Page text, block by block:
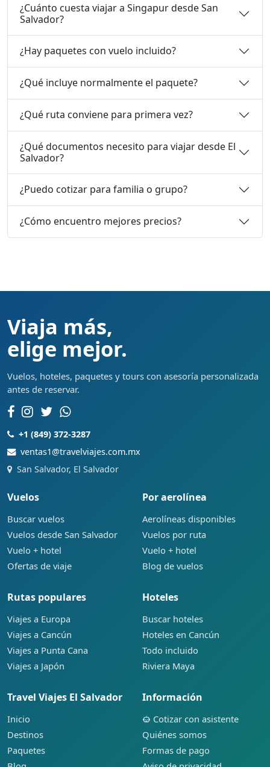
¿Cuánto cuesta viajar a Singapur desde San
Salvador?
¿Hay paquetes con vuelo incluido?
¿Qué incluye normalmente el paquete?
¿Qué ruta conviene para primera vez?
¿Qué documentos necesito para viajar desde El
Salvador?
¿Puedo cotizar para familia o grupo?
¿Cómo encuentro mejores precios?
Viaja más,
elige mejor.
Vuelos, hoteles, paquetes y tours con asesoría personalizada
antes de reservar.
+1 (849) 372-3287
ventas1@travelviajes.com.mx
San Salvador, El Salvador
Vuelos
Buscar vuelos
Vuelos desde San Salvador
Vuelo + hotel
Ofertas de viaje
Por aerolínea
Aerolíneas disponibles
Vuelos por ruta
Vuelo + hotel
Blog de vuelos
Rutas populares
Viajes a Europa
Viajes a Cancún
Viajes a Punta Cana
Viajes a Japón
Hoteles
Buscar hoteles
Hoteles en Cancún
Todo incluido
Riviera Maya
Travel Viajes El Salvador
Inicio
Destinos
Paquetes
Información
Cotizar con asistente
Quiénes somos
Formas de pago